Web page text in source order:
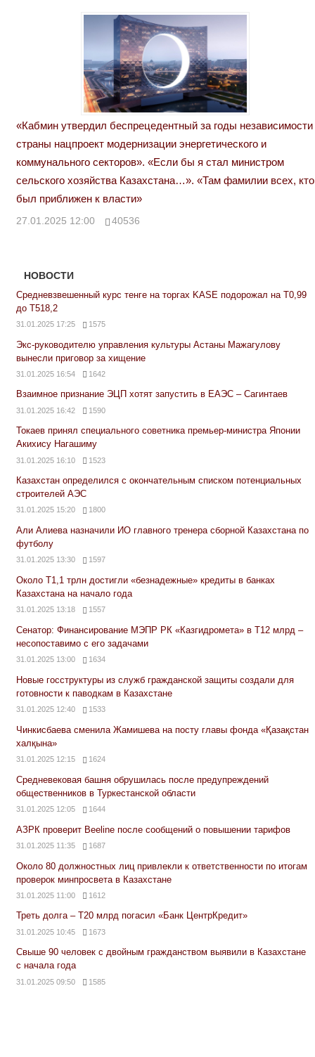
«Кабмин утвердил беспрецедентный за годы независимости
страны нацпроект модернизации энергетического и
коммунального секторов». «Если бы я стал министром
сельского хозяйства Казахстана…». «Там фамилии всех, кто
был приближен к власти»
27.01.2025 12:00 40536
НОВОСТИ
Средневзвешенный курс тенге на торгах KASE подорожал на Т0,99
до Т518,2
31.01.2025 17:25 1575
Экс-руководителю управления культуры Астаны Мажагулову
вынесли приговор за хищение
31.01.2025 16:54 1642
Взаимное признание ЭЦП хотят запустить в ЕАЭС – Сагинтаев
31.01.2025 16:42 1590
Токаев принял специального советника премьер-министра Японии
Акихису Нагашиму
31.01.2025 16:10 1523
Казахстан определился с окончательным списком потенциальных
строителей АЭС
31.01.2025 15:20 1800
Али Алиева назначили ИО главного тренера сборной Казахстана по
футболу
31.01.2025 13:30 1597
Около Т1,1 трлн достигли «безнадежные» кредиты в банках
Казахстана на начало года
31.01.2025 13:18 1557
Сенатор: Финансирование МЭПР РК «Казгидромета» в Т12 млрд –
несопоставимо с его задачами
31.01.2025 13:00 1634
Новые госструктуры из служб гражданской защиты создали для
готовности к паводкам в Казахстане
31.01.2025 12:40 1533
Чинкисбаева сменила Жамишева на посту главы фонда «Қазақстан
халқына»
31.01.2025 12:15 1624
Средневековая башня обрушилась после предупреждений
общественников в Туркестанской области
31.01.2025 12:05 1644
АЗРК проверит Beeline после сообщений о повышении тарифов
31.01.2025 11:35 1687
Около 80 должностных лиц привлекли к ответственности по итогам
проверок минпросвета в Казахстане
31.01.2025 11:00 1612
Треть долга – Т20 млрд погасил «Банк ЦентрКредит»
31.01.2025 10:45 1673
Свыше 90 человек с двойным гражданством выявили в Казахстане
с начала года
31.01.2025 09:50 1585